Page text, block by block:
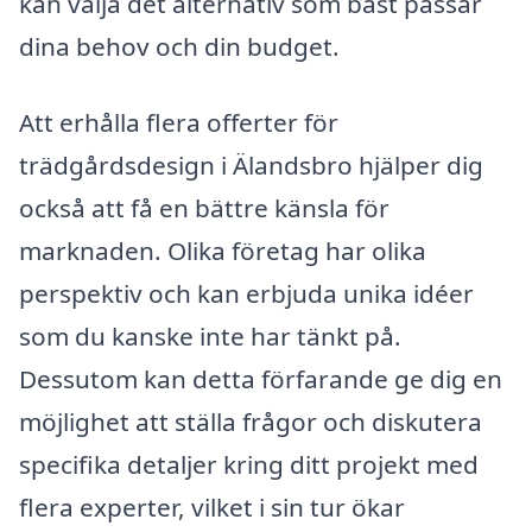
dina behov och din budget.
Att erhålla flera offerter för
trädgårdsdesign i Älandsbro hjälper dig
också att få en bättre känsla för
marknaden. Olika företag har olika
perspektiv och kan erbjuda unika idéer
som du kanske inte har tänkt på.
Dessutom kan detta förfarande ge dig en
möjlighet att ställa frågor och diskutera
specifika detaljer kring ditt projekt med
flera experter, vilket i sin tur ökar